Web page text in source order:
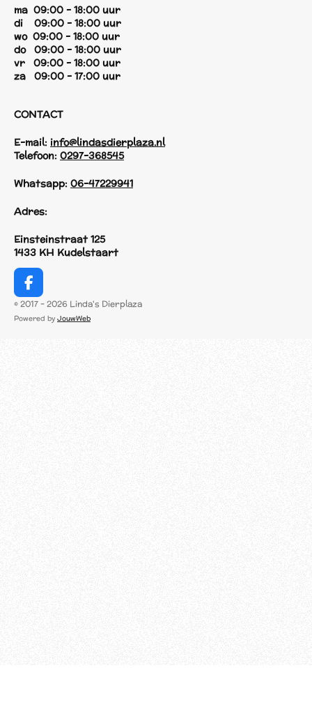
ma 09:00 - 18:00 uur
di 09:00 - 18:00 uur
wo 09:00 - 18:00 uur
do 09:00 - 18:00 uur
vr 09:00 - 18:00 uur
za 09:00 - 17:00 uur
CONTACT
E-mail: info@lindasdierplaza.nl
Telefoon: 0297-368545
Whatsapp: 06-47229941
Adres:
Einsteinstraat 125
1433 KH Kudelstaart
F
a
c
© 2017 - 2026 Linda's Dierplaza
Powered by JouwWeb